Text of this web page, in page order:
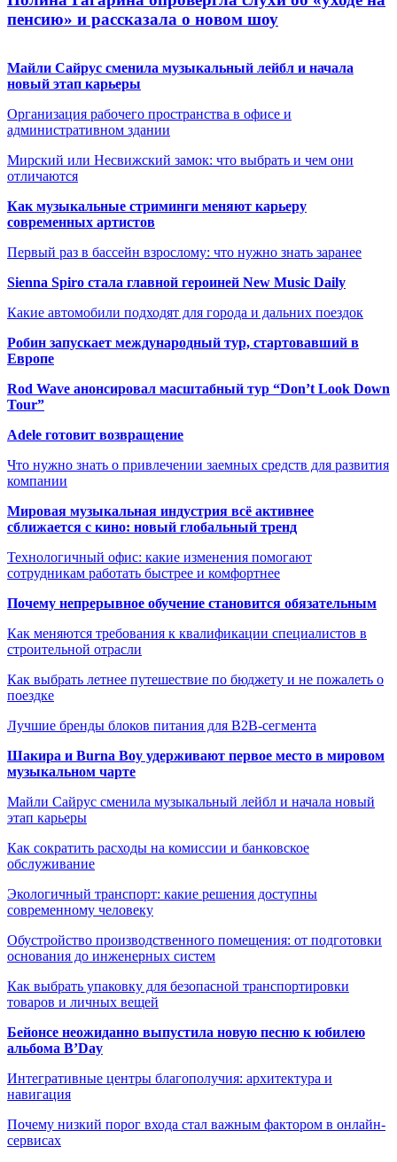
пенсию» и рассказала о новом шоу
Майли Сайрус сменила музыкальный лейбл и начала
новый этап карьеры
Организация рабочего пространства в офисе и
административном здании
Мирский или Несвижский замок: что выбрать и чем они
отличаются
Как музыкальные стриминги меняют карьеру
современных артистов
Первый раз в бассейн взрослому: что нужно знать заранее
Sienna Spiro стала главной героиней New Music Daily
Какие автомобили подходят для города и дальних поездок
Робин запускает международный тур, стартовавший в
Европе
Rod Wave анонсировал масштабный тур “Don’t Look Down
Tour”
Adele готовит возвращение
Что нужно знать о привлечении заемных средств для развития
компании
Мировая музыкальная индустрия всё активнее
сближается с кино: новый глобальный тренд
Технологичный офис: какие изменения помогают
сотрудникам работать быстрее и комфортнее
Почему непрерывное обучение становится обязательным
Как меняются требования к квалификации специалистов в
строительной отрасли
Как выбрать летнее путешествие по бюджету и не пожалеть о
поездке
Лучшие бренды блоков питания для B2B-сегмента
Шакира и Burna Boy удерживают первое место в мировом
музыкальном чарте
Майли Сайрус сменила музыкальный лейбл и начала новый
этап карьеры
Как сократить расходы на комиссии и банковское
обслуживание
Экологичный транспорт: какие решения доступны
современному человеку
Обустройство производственного помещения: от подготовки
основания до инженерных систем
Как выбрать упаковку для безопасной транспортировки
товаров и личных вещей
Бейонсе неожиданно выпустила новую песню к юбилею
альбома B’Day
Интегративные центры благополучия: архитектура и
навигация
Почему низкий порог входа стал важным фактором в онлайн-
сервисах